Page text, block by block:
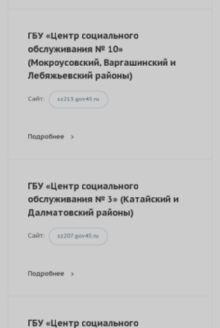
ГБУ «Центр социального
обслуживания № 10»
(Мокроусовский, Варгашинский и
Лебяжьевский районы)
Сайт: sz213.gov45.ru
Подробнее
ГБУ «Центр социального
обслуживания № 3» (Катайский и
Далматовский районы)
Сайт: sz207.gov45.ru
Подробнее
ГБУ «Центр социального